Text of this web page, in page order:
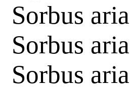
Sorbus
Sorbus
Sorbus aria